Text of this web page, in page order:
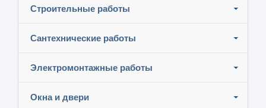
Строительные работы
Сантехнические работы
Электромонтажные работы
Окна и двери